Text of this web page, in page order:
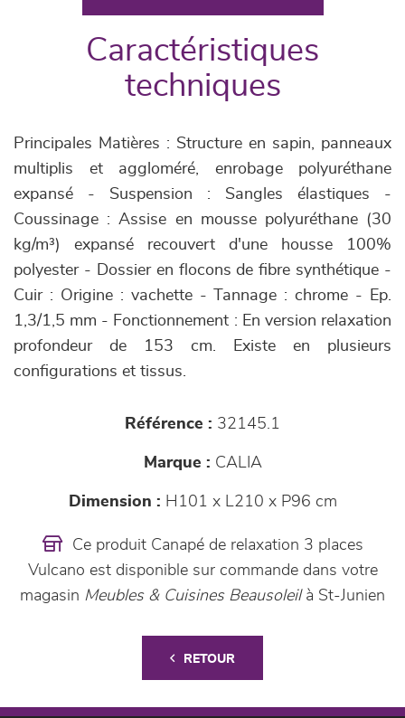
Caractéristiques
techniques
Principales Matières : Structure en sapin, panneaux
multiplis et aggloméré, enrobage polyuréthane
expansé - Suspension : Sangles élastiques -
Coussinage : Assise en mousse polyuréthane (30
kg/m³) expansé recouvert d'une housse 100%
polyester - Dossier en flocons de fibre synthétique -
Cuir : Origine : vachette - Tannage : chrome - Ep.
1,3/1,5 mm - Fonctionnement : En version relaxation
profondeur de 153 cm. Existe en plusieurs
configurations et tissus.
Référence : 32145.1
Marque : CALIA
Dimension : H101 x L210 x P96 cm
Ce produit Canapé de relaxation 3 places
Vulcano est disponible sur commande dans votre
magasin Meubles & Cuisines Beausoleilà St-Junien
RETOUR